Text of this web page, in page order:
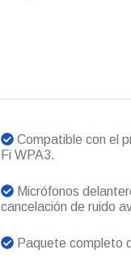
Compatible con el
Fi WPA3.
Micrófonos
cancelación de ruido
Paquete completo